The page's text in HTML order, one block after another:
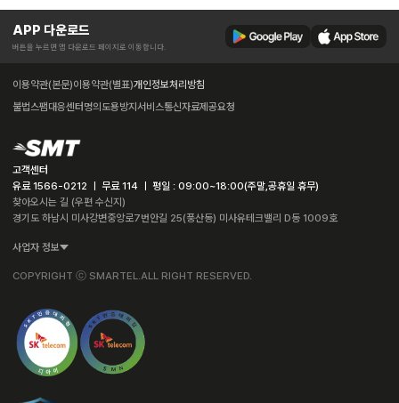
APP 다운로드
버튼을 누르면 앱 다운로드 페이지로 이동합니다.
이용약관(본문)이용약관(별표)개인정보처리방침
불법스팸대응센터 명의도용방지서비스통신자료제공요청
고객센터
유료 1566-0212 ㅣ 무료 114 ㅣ 평일 : 09:00~18:00(주말,공휴일 휴무)
찾아오시는 길 (우편 수신지)
경기도 하남시 미사강변중앙로7번안길 25(풍산동) 미사유테크밸리 D동 1009호
사업자 정보
COPYRIGHT ⓒ SMARTEL.ALL RIGHT RESERVED.